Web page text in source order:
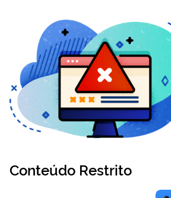
Conteúdo Restrito